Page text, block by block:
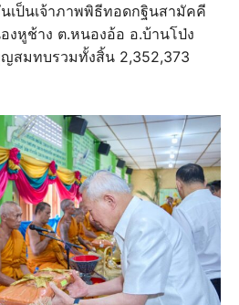
เป็นเจ้าภาพพิธีทอดกฐินสามัคคี
หูช้าง ต.หนองอ้อ อ.บ้านโป่ง
ญสมทบรวมทั้งสิ้น 2,352,373